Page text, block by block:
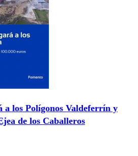
los Polígonos Valdeferrín y
de los Caballeros